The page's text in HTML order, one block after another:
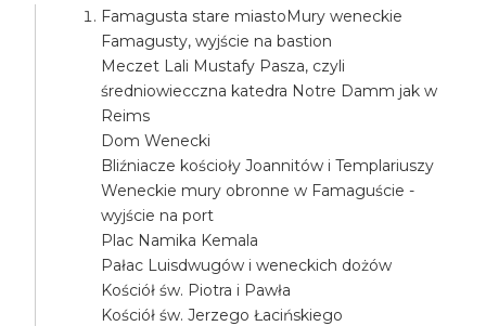
Famagusta stare miastoMury weneckie
Famagusty, wyjście na bastion
Meczet Lali Mustafy Pasza, czyli
średniowiecczna katedra Notre Damm jak w
Reims
Dom Wenecki
Bliźniacze kościoły Joannitów i Templariuszy
Weneckie mury obronne w Famaguście -
wyjście na port
Plac Namika Kemala
Pałac Luisdwugów i weneckich dożów
Kościół św. Piotra i Pawła
Kościół św. Jerzego Łacińskiego